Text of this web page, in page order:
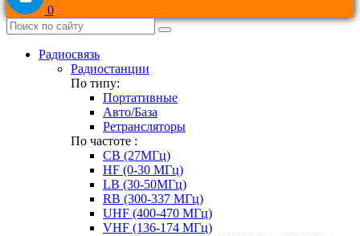
0
Радиосвязь
Радиостанции
По типу:
Портативные
Авто/База
Ретрансляторы
По частоте :
CB (27МГц)
HF (0-30 МГц)
LB (30-50МГц)
RB (300-337 МГц)
UHF (400-470 МГц)
VHF (136-174 МГц)